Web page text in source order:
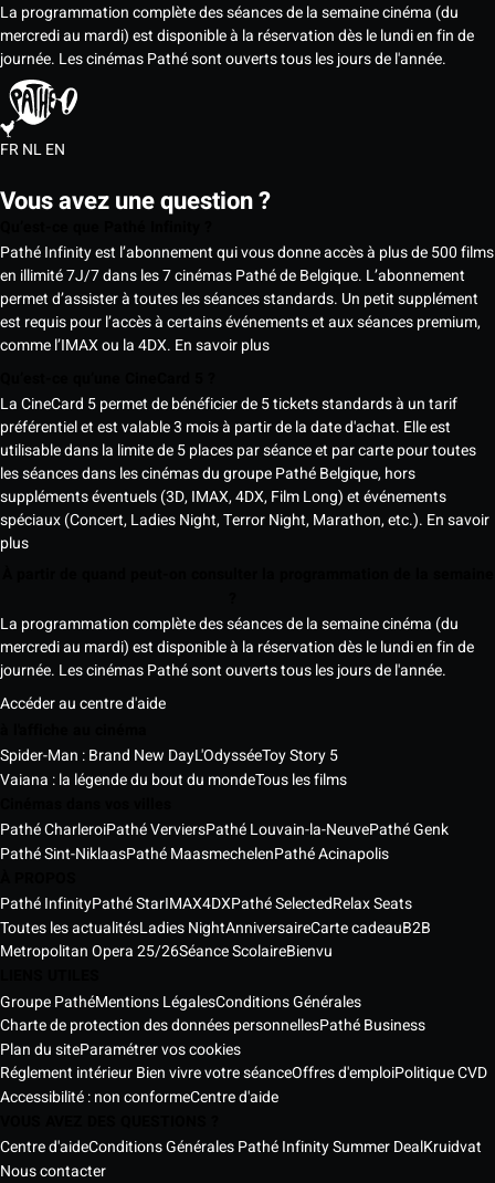
La programmation complète des séances de la semaine cinéma (du
mercredi au mardi) est disponible à la réservation dès le lundi en fin de
journée. Les cinémas Pathé sont ouverts tous les jours de l'année.
FRNLEN
Vous avez une question ?
Pathé Infinity est l’abonnement qui vous donne accès à plus de 500 films
en illimité 7J/7 dans les 7 cinémas Pathé de Belgique. L’abonnement
permet d’assister à toutes les séances standards. Un petit supplément
est requis pour l’accès à certains événements et aux séances premium,
comme l’IMAX ou la 4DX. En savoir plus
La CineCard 5 permet de bénéficier de 5 tickets standards à un tarif
préférentiel et est valable 3 mois à partir de la date d'achat. Elle est
utilisable dans la limite de 5 places par séance et par carte pour toutes
les séances dans les cinémas du groupe Pathé Belgique, hors
suppléments éventuels (3D, IMAX, 4DX, Film Long) et événements
spéciaux (Concert, Ladies Night, Terror Night, Marathon, etc.). En savoir
plus
La programmation complète des séances de la semaine cinéma (du
mercredi au mardi) est disponible à la réservation dès le lundi en fin de
journée. Les cinémas Pathé sont ouverts tous les jours de l'année.
Accéder au centre d'aide
Spider-Man : Brand New DayL'OdysséeToy Story 5
Vaiana : la légende du bout du mondeTous les films
Pathé CharleroiPathé VerviersPathé Louvain-la-NeuvePathé Genk
Pathé Sint-NiklaasPathé MaasmechelenPathé Acinapolis
Pathé InfinityPathé StarIMAX4DXPathé SelectedRelax Seats
Toutes les actualitésLadies NightAnniversaireCarte cadeauB2B
Metropolitan Opera 25/26Séance ScolaireBienvu
Groupe PathéMentions LégalesConditions Générales
Charte de protection des données personnellesPathé Business
Plan du siteParamétrer vos cookies
Réglement intérieur Bien vivre votre séanceOffres d'emploiPolitique CVD
Accessibilité : non conformeCentre d'aide
Centre d'aideConditions Générales Pathé Infinity Summer DealKruidvat
Nous contacter